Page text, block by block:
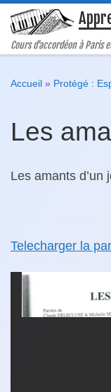
Passer au contenu
Cours d'accordéon à Paris
Accueil » Protégé :
Les
Les amants d’un
Telecharger la